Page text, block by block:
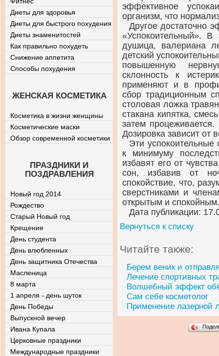
эффективное
организм, что
Другое достаточно
«Успокоительный».
душица, валериана
детский
повышенную
склонность к
применяют и в
сбор традиционным
столовая ложка
стакана кипятка,
затем
Дозировка зависит от
Эти успокоительные
к минимуму
избавят его от
сон, избавив от
спокойствие, что,
сверстниками и
открытым и спокойным.
Дата публикации:
Вернуться к списку
Читайте также:
Берем веник и
Лечение спортивных
Волшебный эффект
Сам себе косметолог
Применение лазерной
Диеты для здоровья
Диеты для быстрого похудения
Диеты знаменитостей
Как правильно похудеть
Снижение аппетита
Способы похудения
ЖЕНСКАЯ КОСМЕТИКА
Косметика в жизни женщины
Косметические маски
Обзор современной косметики
ПРАЗДНИКИ И
ПОЗДРАВЛЕНИЯ
Новый год 2014
Рождество
Старый Новый год
Крещение
День студента
День влюбленных
День защитника Отечества
Масленица
8 марта
1 апреля - день шуток
День Победы
Выпускной вечер
Ивана Купала
Церковные праздники
Международные праздники